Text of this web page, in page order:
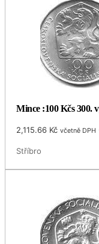
Mince :100 Kčs 300.
2,115.66 Kč včetně DPH
Stříbro